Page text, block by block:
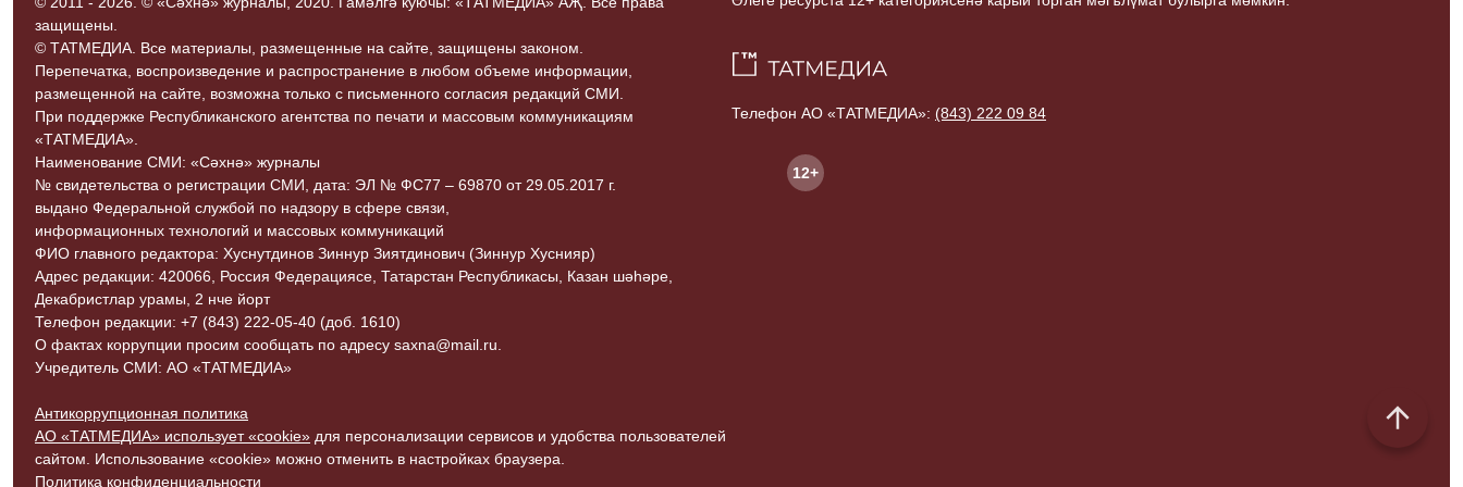
защищены.
© ТАТМЕДИА. Все материалы, размещенные на сайте, защищены законом.
Перепечатка, воспроизведение и распространение в любом объеме информации,
размещенной на сайте, возможна только с письменного согласия редакций СМИ.
При поддержке Республиканского агентства по печати и массовым коммуникациям
«ТАТМЕДИА».
Наименование СМИ: «Сәхнә» журналы
№ свидетельства о регистрации СМИ, дата: ЭЛ № ФС77 – 69870 от 29.05.2017 г.
выдано Федеральной службой по надзору в сфере связи,
информационных технологий и массовых коммуникаций
ФИО главного редактора: Хуснутдинов Зиннур Зиятдинович (Зиннур Хуснияр)
Адрес редакции: 420066, Россия Федерациясе, Татарстан Республикасы, Казан шәһәре,
Декабристлар урамы, 2 нче йорт
Телефон редакции: +7 (843) 222-05-40 (доб. 1610)
О фактах коррупции просим сообщать по адресу saxna@mail.ru.
Учредитель СМИ: АО «ТАТМЕДИА»
Антикоррупционная политика
АО «ТАТМЕДИА» использует «cookie» для персонализации сервисов и удобства пользователей
сайтом. Использование «cookie» можно отменить в настройках браузера.
Политика конфиденциальности
Телефон АО «ТАТМЕДИА»: (843) 222 09 84
12+